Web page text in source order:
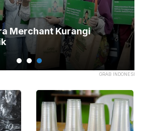
GRAB INDONESIA
Merchant Kurangi